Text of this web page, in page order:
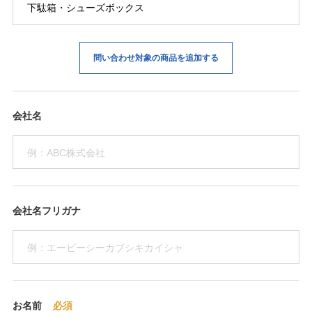
問い合わせ対象の商品を追加する
会社名
会社名フリガナ
お名前